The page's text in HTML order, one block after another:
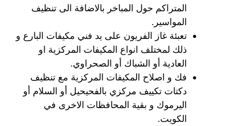
المتراكم حول المباخر بالاضافة الى تنظيف
المواسير.
تعبئة غاز الفريون على يد فني مكيفات البارع و
ذلك لمختلف انواع المكيفات المركزية او
العادية أو الشباك أو الصحراوي.
فك و اصلاح المكيفات المركزية مع تنظيف
دكتات تكييف مركزي بالفحيحيل أو السلام أو
اليرموك و بقية المحافظات الاخرى في
الكويت.